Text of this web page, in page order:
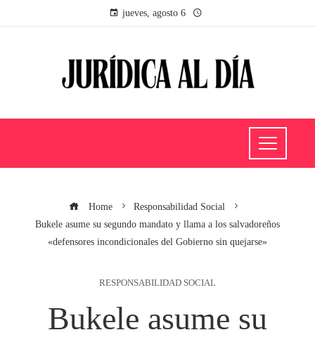
jueves, agosto 6
Home
Responsabilidad Social
Bukele asume su segundo mandato y llama a los salvadoreños
«defensores incondicionales del Gobierno sin quejarse»
RESPONSABILIDAD SOCIAL
Bukele asume su